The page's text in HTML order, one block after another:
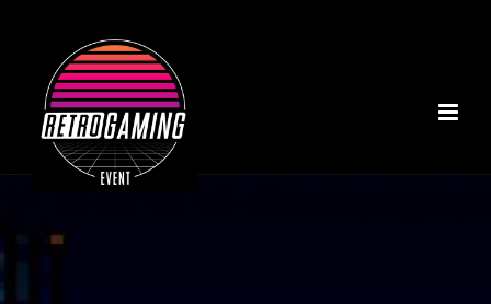
ACCUEIL A PROPOS
NOS INSTALLATIONS